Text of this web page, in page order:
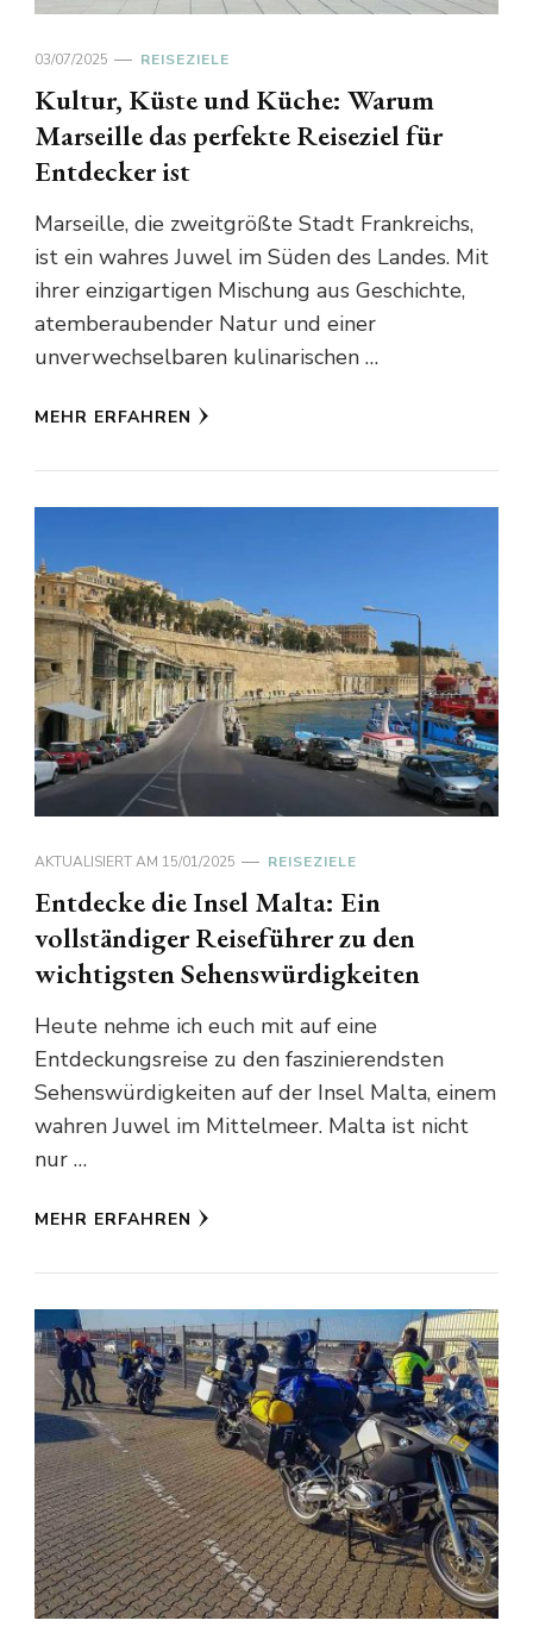
03/07/2025 REISEZIELE
Kultur, Küste und Küche: Warum
Marseille das perfekte Reiseziel für
Entdecker ist
Marseille, die zweitgrößte Stadt Frankreichs,
ist ein wahres Juwel im Süden des Landes. Mit
ihrer einzigartigen Mischung aus Geschichte,
atemberaubender Natur und einer
unverwechselbaren kulinarischen …
MEHR ERFAHREN
AKTUALISIERT AM 15/01/2025 REISEZIELE
Entdecke die Insel Malta: Ein
vollständiger Reiseführer zu den
wichtigsten Sehenswürdigkeiten
Heute nehme ich euch mit auf eine
Entdeckungsreise zu den faszinierendsten
Sehenswürdigkeiten auf der Insel Malta, einem
wahren Juwel im Mittelmeer. Malta ist nicht
nur …
MEHR ERFAHREN